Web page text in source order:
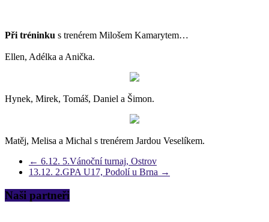
Při tréninku s trenérem Milošem Kamarytem…
Ellen, Adélka a Anička.
Hynek, Mirek, Tomáš, Daniel a Šimon.
Matěj, Melisa a Michal s trenérem Jardou Veselíkem.
← 6.12. 5.Vánoční turnaj, Ostrov
13.12. 2.GPA U17, Podolí u Brna →
Naši partneři